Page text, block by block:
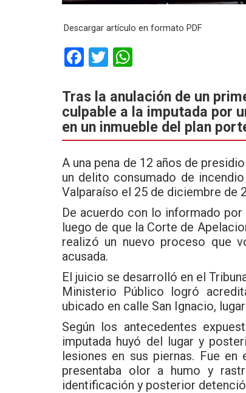
Descargar artículo en formato PDF
F
ce
b
o
o
k
T
tt
er
at
s
A
p
p
Tras la anulación de un
culpable a la imputada por
en un inmueble del plan
A una pena de 12 años de
un delito consumado de
Valparaíso el 25 de diciembre de
De acuerdo con lo informado por
luego de que la Corte de
realizó un nuevo proceso que
acusada.
El juicio se desarrolló en el
Ministerio Público logró
ubicado en calle San Ignacio,
Según los antecedentes
imputada huyó del lugar y
lesiones en sus piernas. Fue
presentaba olor a humo y
identificación y posterior